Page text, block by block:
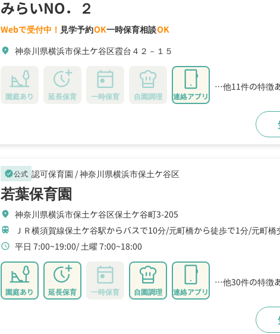
みらいNO．２
Webで受付中！ 見学予約OK一時保育相談OK
location_on 神奈川県横浜市保土ケ谷区霞台４２－１５
園庭あり 延長保育 一時保育 自園調理 連絡アプリ
…他11件の特徴
verified公式 認可保育園 /神奈川県横浜市保土ケ谷区
若葉保育園
location_on 神奈川県横浜市保土ケ谷区保土ケ谷町3-205
train ＪＲ横須賀線保土ケ谷駅からバスで10分 元町橋から徒歩で1分 元町橋
schedule 平日 7:00~19:00 土曜 7:00~18:00
園庭あり 延長保育 一時保育 自園調理 連絡アプリ
…他30件の特徴